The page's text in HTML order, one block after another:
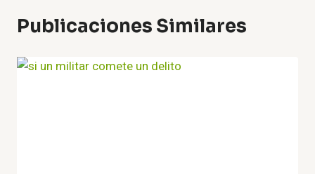
Publicaciones Similares